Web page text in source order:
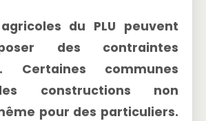
du PLU peuvent
des contraintes
Certaines communes
constructions non
pour des particuliers.